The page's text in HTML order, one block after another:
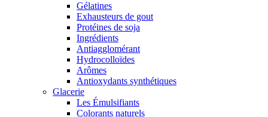
Gélatines
Exhausteurs de gout
Protéines de soja
Ingrédients
Antiagglomérant
Hydrocolloïdes
Arômes
Antioxydants synthétiques
Glacerie
Les Émulsifiants
Colorants naturels